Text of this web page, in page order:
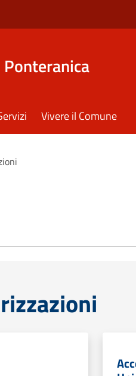
Vivere il Comune